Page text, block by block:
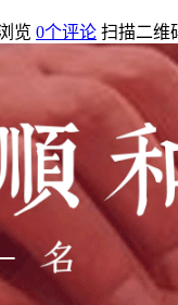
览 0个评论 扫描二维